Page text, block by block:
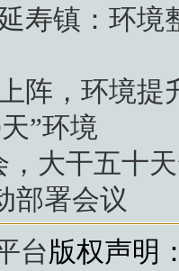
寿镇：环境
阵，环境
”环境
，大干五十
部署会议
台版权声明